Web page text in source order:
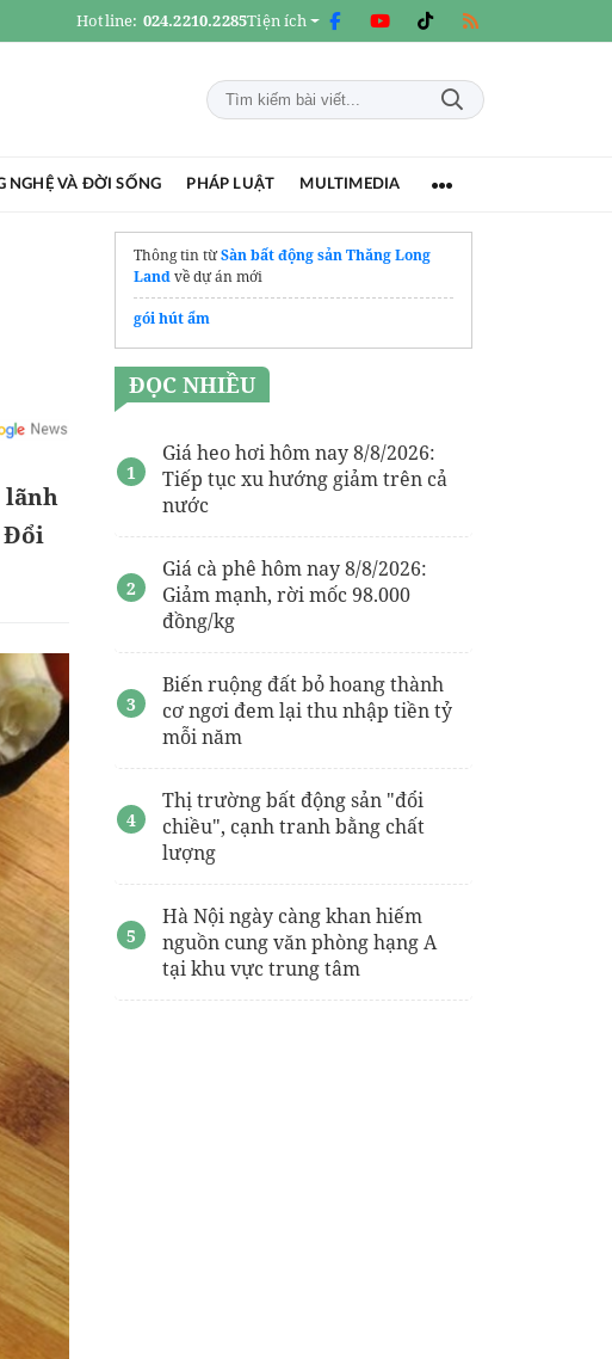
Hotline: 024.2210.2285Tiện ích
NGHỆ VÀ ĐỜI SỐNG PHÁP LUẬT MULTIMEDIA
lãnh
Đổi
Thông tin từSàn bất động sản Thăng Long
Landvề dự án mới
gói hút ẩm
ĐỌC NHIỀU
Giá heo hơi hôm nay 8/8/2026:
Tiếp tục xu hướng giảm trên cả
nước
Giá cà phê hôm nay 8/8/2026:
Giảm mạnh, rời mốc 98.000
đồng/kg
Biến ruộng đất bỏ hoang thành
cơ ngơi đem lại thu nhập tiền tỷ
mỗi năm
Thị trường bất động sản "đổi
chiều", cạnh tranh bằng chất
lượng
Hà Nội ngày càng khan hiếm
nguồn cung văn phòng hạng A
tại khu vực trung tâm